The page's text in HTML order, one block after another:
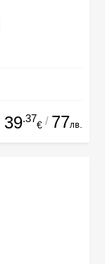
39.37
€ / 77лв.